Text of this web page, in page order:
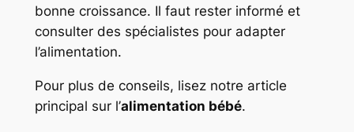
bonne croissance. Il faut rester informé et
consulter des spécialistes pour adapter
l’alimentation.
Pour plus de conseils, lisez notre article
principal sur l’alimentation bébé.